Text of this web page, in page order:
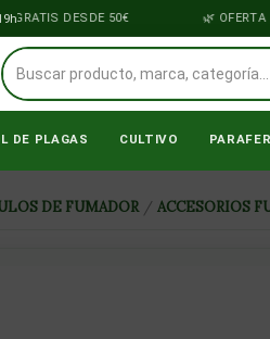
DESDE 50€ OFERTA
DE PLAGAS CULTIVO
DE FUMADOR / ACCESORIOS